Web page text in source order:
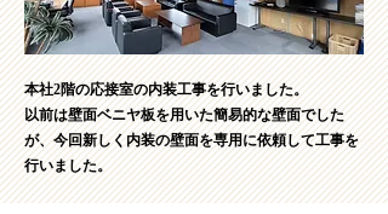
本社2階の応接室の内装工事を行いました。
​以前は壁面ベニヤ板を用いた簡易的な壁面でした
が、今回新しく内装の壁面を専用に依頼して工事を
行いました。